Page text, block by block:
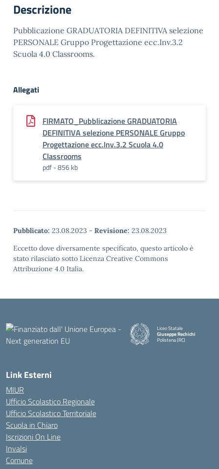
Descrizione
Pubblicazione GRADUATORIA DEFINITIVA selezione
PERSONALE Gruppo Progettazione ecc.Inv.3.2
Scuola 4.0 Classrooms.
Allegati
FIRMATO_Pubblicazione GRADUATORIA
DEFINITIVA selezione PERSONALE Gruppo
Progettazione ecc.Inv.3.2 Scuola 4.0
Classrooms
pdf - 856 kb
Pubblicato: 23.08.2023 - Revisione: 23.08.2023
Eccetto dove diversamente specificato, questo articolo è
stato rilasciato sotto Licenza Creative Commons
Attribuzione 4.0 Italia.
Liceo Statale
Giuseppe Rechichi
Polistena (RC)
Link Esterni
MIUR
Ufficio Scolastico Regionale
Ufficio Scolastico Territoriale
Scuola in Chiaro
Iscrizioni On Line
Invalsi
Comune